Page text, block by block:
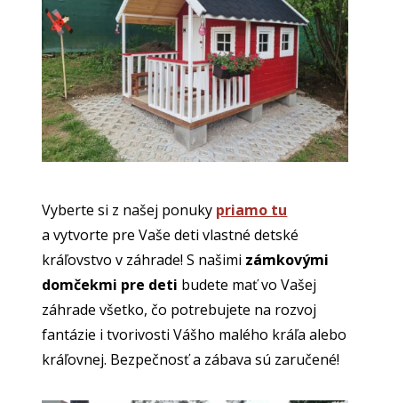
Vyberte si z našej ponuky priamo tu
a vytvorte pre Vaše deti vlastné detské
kráľovstvo v záhrade! S našimi zámkovými
domčekmi pre deti budete mať vo Vašej
záhrade všetko, čo potrebujete na rozvoj
fantázie i tvorivosti Vášho malého kráľa alebo
kráľovnej. Bezpečnosť a zábava sú zaručené!